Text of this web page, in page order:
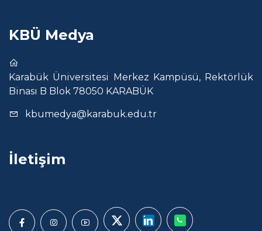
KBÜ Medya
Karabük Üniversitesi Merkez Kampüsü, Rektörlük
Binası B Blok 78050 KARABÜK
kbumedya@karabuk.edu.tr
İletişim